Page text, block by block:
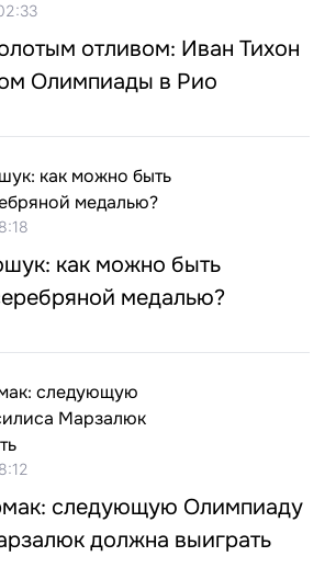
отливом: Иван Тихон
Олимпиады в Рио
как можно быть
медалью?
следующую Олимпиаду
должна выиграть